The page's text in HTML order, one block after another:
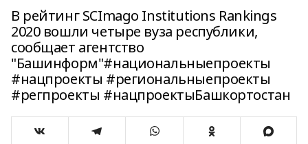
В рейтинг SCImago Institutions Rankings
2020 вошли четыре вуза республики,
сообщает агентство
"Башинформ"#национальныепроекты
#нацпроекты #региональныепроекты
#регпроекты #нацпроектыБашкортостан